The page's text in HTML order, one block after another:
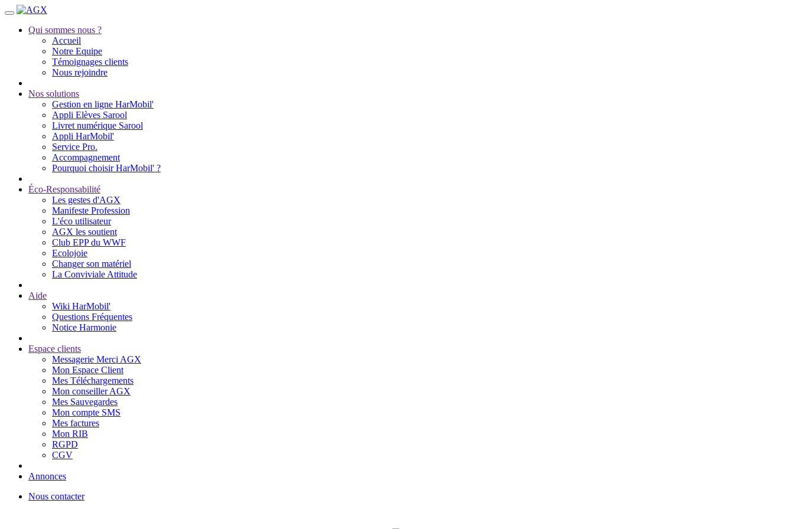
Qui sommes nous ?
Accueil
Notre Equipe
Témoignages clients
Nous rejoindre
Nos solutions
Gestion en ligne HarMobil'
Appli Elèves Sarool
Livret numérique Sarool
Appli HarMobil'
Service Pro.
Accompagnement
Pourquoi choisir HarMobil' ?
Éco-Responsabilité
Les gestes d'AGX
Manifeste Profession
L'éco utilisateur
AGX les soutient
Club EPP du WWF
Ecolojoie
Changer son matériel
La Conviviale Attitude
Aide
Wiki HarMobil'
Questions Fréquentes
Notice Harmonie
Espace clients
Messagerie Merci AGX
Mon Espace Client
Mes Téléchargements
Mon conseiller AGX
Mes Sauvegardes
Mon compte SMS
Mes factures
Mon RIB
RGPD
CGV
Annonces
Nous contacter